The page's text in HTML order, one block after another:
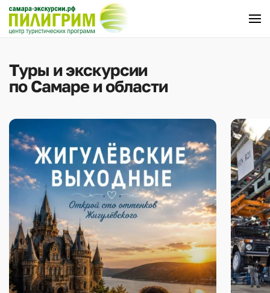
Перейти к содержимому
Туры и экскурсии
по Самаре и области